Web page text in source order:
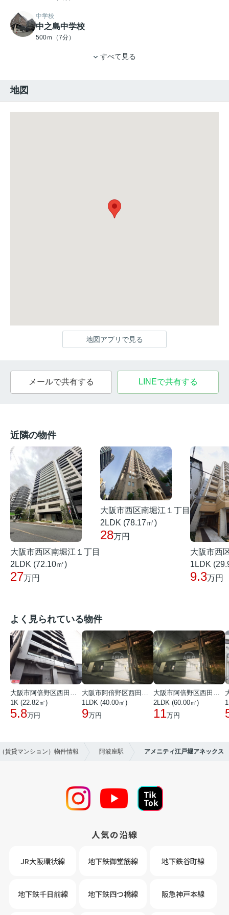
中学校
中之島中学校
500ｍ（7分）
すべて見る
地図
地図アプリで見る
メールで共有する LINEで共有する
近隣の物件
大阪市西区南堀江１丁目
2LDK (72.10㎡)
27万円
大阪市西区南堀江１丁目
2LDK (78.17㎡)
28万円
大阪市西
1LDK
9.3万円
よく見られている物件
大阪市阿倍野区西田辺町１丁目
1K (22.82㎡)
5.8万円
大阪市阿倍野区西田辺町１丁目
1LDK (40.00㎡)
9万円
大阪市阿倍野区西田辺町１丁目
2LDK (60.00㎡)
11万円
賃貸マンション）物件情報 阿波座駅 アメニティ江戸堀アネックス
人気の沿線
JR大阪環状線 地下鉄御堂筋線 地下鉄谷町線
地下鉄千日前線 地下鉄四つ橋線 阪急神戸本線